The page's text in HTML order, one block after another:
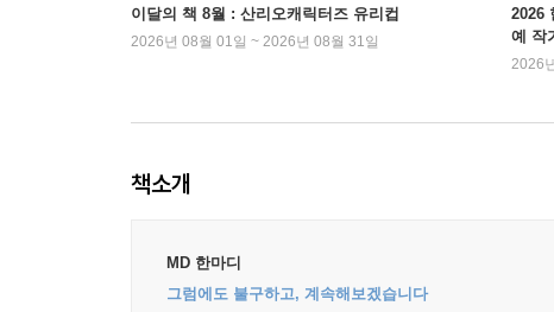
이달의 책 8월 : 산리오캐릭터즈 유리컵
2026년 08월 01일 ~ 2026년 08월 31일
2026
예 작
2026
책소개
MD 한마디
그럼에도 불구하고, 계속해보겠습니다